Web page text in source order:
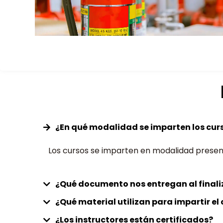
¿En qué modalidad se imparten los
Los cursos se imparten en modalidad
¿Qué documento nos entregan al
¿Qué material utilizan para impartir el
¿Los instructores están certificados?